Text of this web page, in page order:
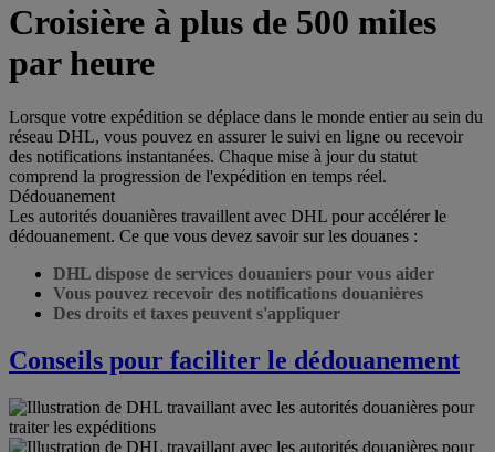
Croisière à plus de 500 miles
par heure
Lorsque votre expédition se déplace dans le monde entier au sein du
réseau DHL, vous pouvez en assurer le suivi en ligne ou recevoir
des notifications instantanées. Chaque mise à jour du statut
comprend la progression de l'expédition en temps réel.
Dédouanement
Les autorités douanières travaillent avec DHL pour accélérer le
dédouanement. Ce que vous devez savoir sur les douanes :
DHL dispose de services douaniers pour vous aider
Vous pouvez recevoir des notifications douanières
Des droits et taxes peuvent s'appliquer
Conseils pour faciliter le dédouanement